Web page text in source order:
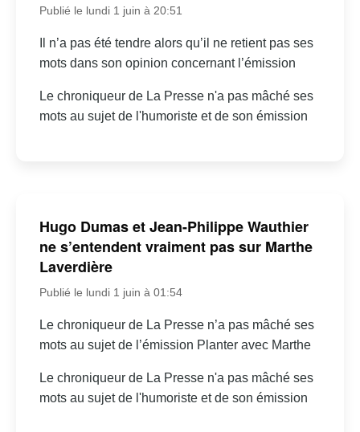
Publié le lundi 1 juin à 20:51
Il n’a pas été tendre alors qu’il ne retient pas ses
mots dans son opinion concernant l’émission
Le chroniqueur de La Presse n'a pas mâché ses
mots au sujet de l'humoriste et de son émission
Hugo Dumas et Jean-Philippe Wauthier
ne s’entendent vraiment pas sur Marthe
Laverdière
Publié le lundi 1 juin à 01:54
Le chroniqueur de La Presse n’a pas mâché ses
mots au sujet de l’émission Planter avec Marthe
Le chroniqueur de La Presse n'a pas mâché ses
mots au sujet de l'humoriste et de son émission